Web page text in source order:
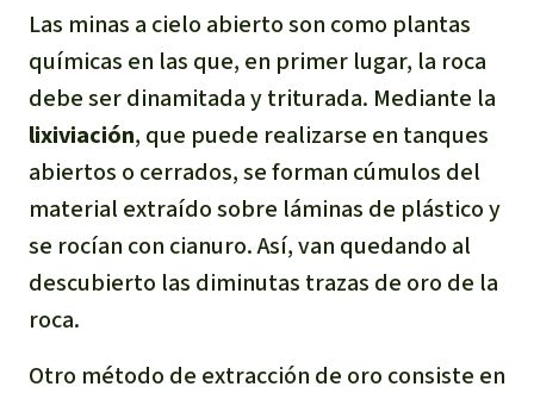
Las minas a cielo abierto son como plantas
químicas en las que, en primer lugar, la roca
debe ser dinamitada y triturada. Mediante la
lixiviación, que puede realizarse en tanques
abiertos o cerrados, se forman cúmulos del
material extraído sobre láminas de plástico y
se rocían con cianuro. Así, van quedando al
descubierto las diminutas trazas de oro de la
roca.
Otro método de extracción de oro consiste en